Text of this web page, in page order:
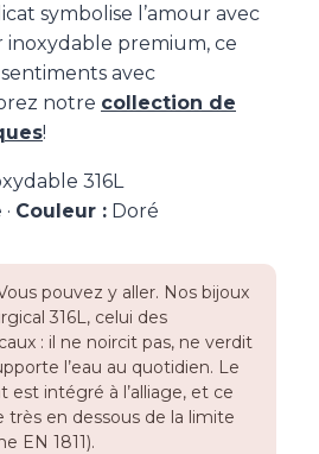
symbolise l’amour avec
inoxydable premium, ce
avec
notre collection de
!
316L
Couleur : Doré
pouvez y aller. Nos bijoux
316L, celui des
: il ne noircit pas, ne verdit
l’eau au quotidien. Le
est intégré à l’alliage, et ce
très en dessous de la limite
EN 1811).